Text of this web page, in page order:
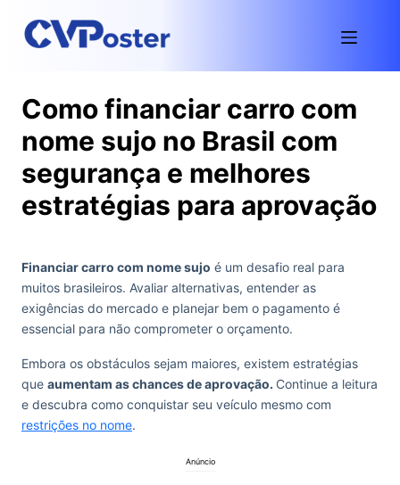
Como financiar carro com
nome sujo no Brasil com
segurança e melhores
estratégias para aprovação
Financiar carro com nome sujo é um desafio real para
muitos brasileiros. Avaliar alternativas, entender as
exigências do mercado e planejar bem o pagamento é
essencial para não comprometer o orçamento.
Embora os obstáculos sejam maiores, existem estratégias
que aumentam as chances de aprovação. Continue a leitura
e descubra como conquistar seu veículo mesmo com
restrições no nome.
Anúncio